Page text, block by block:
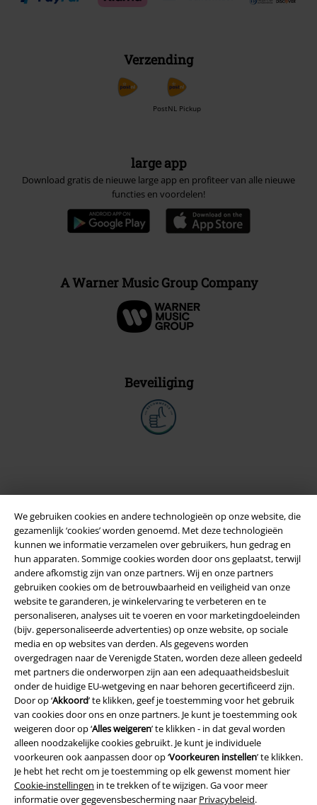
We gebruiken cookies en andere technologieën op onze website, die
gezamenlijk ‘cookies’ worden genoemd. Met deze technologieën
kunnen we informatie verzamelen over gebruikers, hun gedrag en
hun apparaten. Sommige cookies worden door ons geplaatst, terwijl
andere afkomstig zijn van onze partners. Wij en onze partners
gebruiken cookies om de betrouwbaarheid en veiligheid van onze
website te garanderen, je winkelervaring te verbeteren en te
personaliseren, analyses uit te voeren en voor marketingdoeleinden
(bijv. gepersonaliseerde advertenties) op onze website, op sociale
media en op websites van derden. Als gegevens worden
overgedragen naar de Verenigde Staten, worden deze alleen gedeeld
met partners die onderworpen zijn aan een adequaatheidsbesluit
onder de huidige EU-wetgeving en naar behoren gecertificeerd zijn.
Door op ‘Akkoord’ te klikken, geef je toestemming voor het gebruik
van cookies door ons en onze partners. Je kunt je toestemming ook
weigeren door op ‘Alles weigeren’ te klikken - in dat geval worden
alleen noodzakelijke cookies gebruikt. Je kunt je individuele
voorkeuren ook aanpassen door op ‘Voorkeuren instellen’ te klikken.
Je hebt het recht om je toestemming op elk gewenst moment hier
Cookie-instellingen in te trekken of te wijzigen. Ga voor meer
informatie over gegevensbescherming naar Privacybeleid.
Verzending
PostNL Pickup
large app
Download gratis de nieuwe large app en profiteer van alle nieuwe
functies en voordelen!
A Warner Music Group Company
Beveiliging
Legal
Algemene Voorwaarden
Bedrijfsgegevens
Privacyverklaring
Verklaring van conformiteit
Informatie over toegankelijkheid
Cookie-instellingen